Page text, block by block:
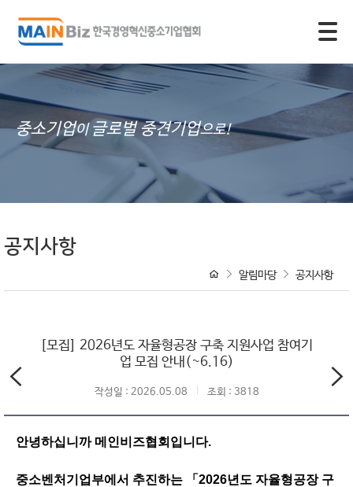
중소기업이 글로벌 중견기업으로!
공지사항
알림마당 공지사항
[모집] 2026년도 자율형공장 구축 지원사업 참여기
업 모집 안내(~6.16)
작성일 : 2026.05.08 조회 : 3818
안녕하십니까 메인비즈협회입니다.
중소벤처기업부에서 추진하는 「2026년도 자율형공장 구